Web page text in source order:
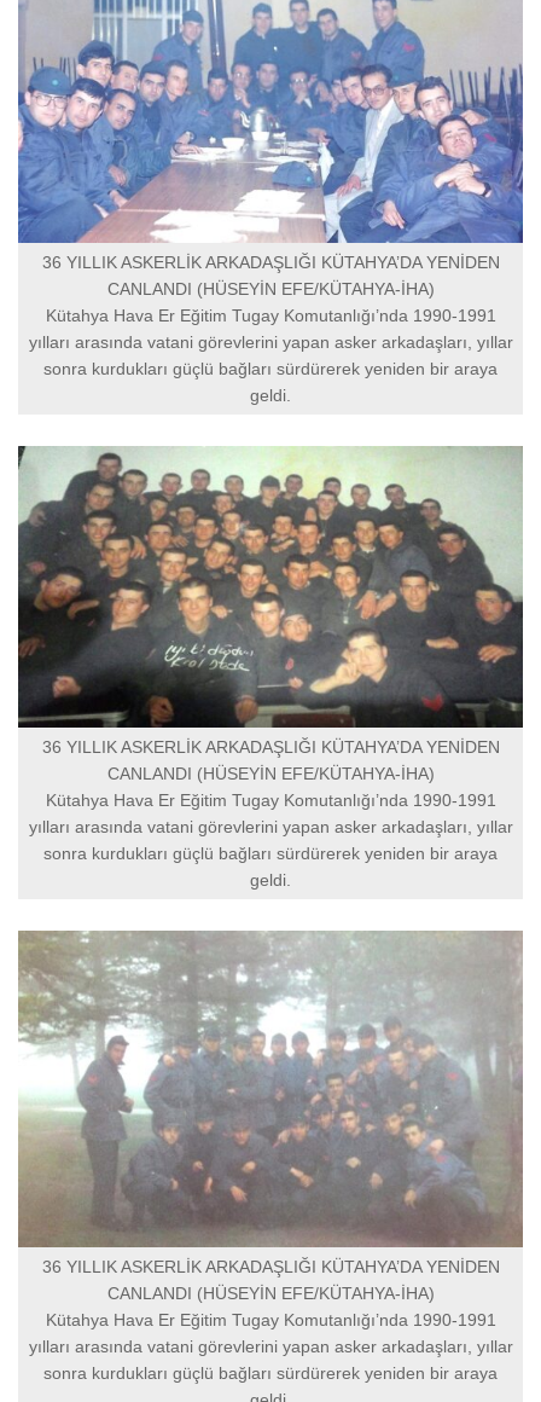
36 YILLIK ASKERLİK ARKADAŞLIĞI KÜTAHYA’DA YENİDEN
CANLANDI (HÜSEYİN EFE/KÜTAHYA-İHA)
Kütahya Hava Er Eğitim Tugay Komutanlığı’nda 1990-1991
yılları arasında vatani görevlerini yapan asker arkadaşları, yıllar
sonra kurdukları güçlü bağları sürdürerek yeniden bir araya
geldi.
36 YILLIK ASKERLİK ARKADAŞLIĞI KÜTAHYA’DA YENİDEN
CANLANDI (HÜSEYİN EFE/KÜTAHYA-İHA)
Kütahya Hava Er Eğitim Tugay Komutanlığı’nda 1990-1991
yılları arasında vatani görevlerini yapan asker arkadaşları, yıllar
sonra kurdukları güçlü bağları sürdürerek yeniden bir araya
geldi.
36 YILLIK ASKERLİK ARKADAŞLIĞI KÜTAHYA’DA YENİDEN
CANLANDI (HÜSEYİN EFE/KÜTAHYA-İHA)
Kütahya Hava Er Eğitim Tugay Komutanlığı’nda 1990-1991
yılları arasında vatani görevlerini yapan asker arkadaşları, yıllar
sonra kurdukları güçlü bağları sürdürerek yeniden bir araya